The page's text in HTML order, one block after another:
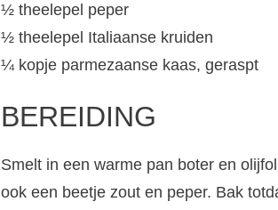
½ theelepel peper
½ theelepel Italiaanse kruiden
¼ kopje parmezaanse kaas, geraspt
BEREIDING
Smelt in een warme pan boter en
ook een beetje zout en peper. Bak